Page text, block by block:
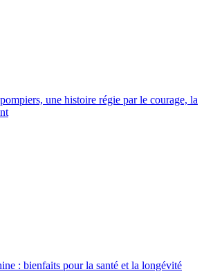
une histoire régie par le courage, la
: bienfaits pour la santé et la longévité